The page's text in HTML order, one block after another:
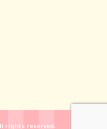
rights reserved.